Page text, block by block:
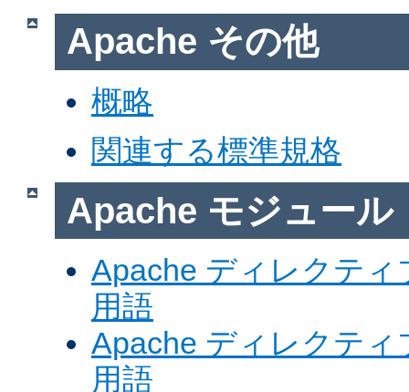
Apache その他
概略
関連する標準規格
Apache モジュール
Apache ディレクテ
用語
Apache ディレクテ
用語